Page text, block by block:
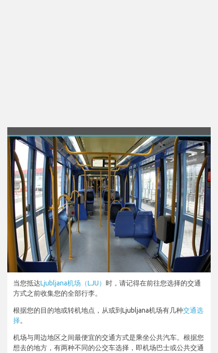
当您抵达Ljubljana机场（LJU） 时，请记得在前往您选择的交通
方式之前收集您的全部行李。
根据您的目的地或转机地点，从或到Ljubljana机场有几种交通选
择。
机场与周边地区之间最便宜的交通方式是乘坐公共汽车。根据您
想去的地方，有两种不同的公交车选择，即机场巴士或公共交通